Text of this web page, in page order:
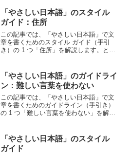
書き直しで使った語彙と文法を確認する
ことができます。ガイ...
「やさしい日本語」のスタイル
ガイド：住所
この記事では、「やさしい日本語」で文
章を書くためのスタイル ガイド（手引
き）の 1 つ「住所」を解説します。とこ
で使った語彙と文法を確認することがで
きます。スタイル ガイ...
「やさしい日本語」のガイドライ
ン：難しい言葉を使わない
この記事では、「やさしい日本語」で文
章を書くためのガイドライン（手引き）
の 1 つ「難しい言葉を使わない」を解説
の書き直しで使った語彙と文法を確認す
ることができます。ガ...
「やさしい日本語」のスタイル
ガイド